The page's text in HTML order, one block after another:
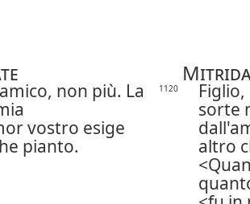
non più. La
1120
sorte
vostro esige
pianto.
altro